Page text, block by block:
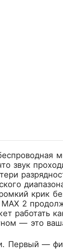
звук
крик
2
работать
— это
Первый —